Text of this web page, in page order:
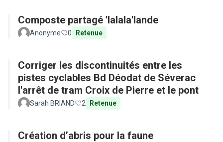
Composte partagé 'lalala'lande
Anonyme 0 Retenue
Corriger les discontinuités entre les
pistes cyclables Bd Déodat de Séverac
l'arrêt de tram Croix de Pierre et le pont
Sarah BRIAND 2 Retenue
Création d’abris pour la faune